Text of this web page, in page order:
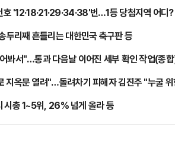
'12·18·21·29·34·38'번…1등 당첨지역 어디?
두리째 흔들리는 대한민국 축구판 등
봐서"…통과 다음날 이어진 세부 확인 작업(종
지옥문 열려"…돌려차기 피해자 김진주 "누굴
시총 1~5위, 26% 넘게 올라 등